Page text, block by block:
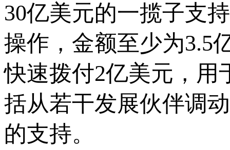
30亿美元的一揽子支
操作，金额至少为3.5
快速拨付2亿美元，用
括从若干发展伙伴调
的支持。